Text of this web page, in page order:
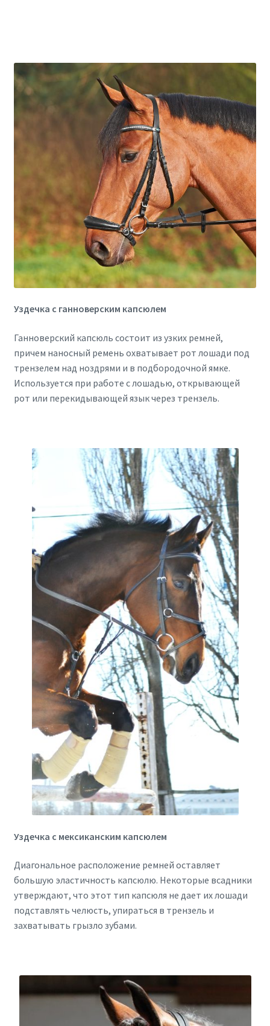
Уздечка с ганноверским капсюлем
Ганноверский капсюль состоит из узких ремней,
причем наносный ремень охватывает рот лошади под
трензелем над ноздрями и в подбородочной ямке.
Используется при работе с лошадью, открывающей
рот или перекидывающей язык через трензель.
Уздечка с мексиканским капсюлем
Диагональное расположение ремней оставляет
большую эластичность капсюлю. Некоторые всадники
утверждают, что этот тип капсюля не дает их лошади
подставлять челюсть, упираться в трензель и
захватывать грызло зубами.